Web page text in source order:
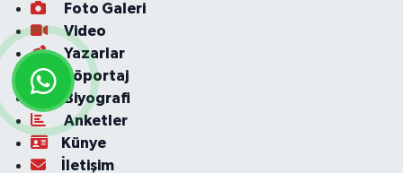
Foto Galeri
Video
Yazarlar
Röportaj
Biyografi
Anketler
Künye
İletişim